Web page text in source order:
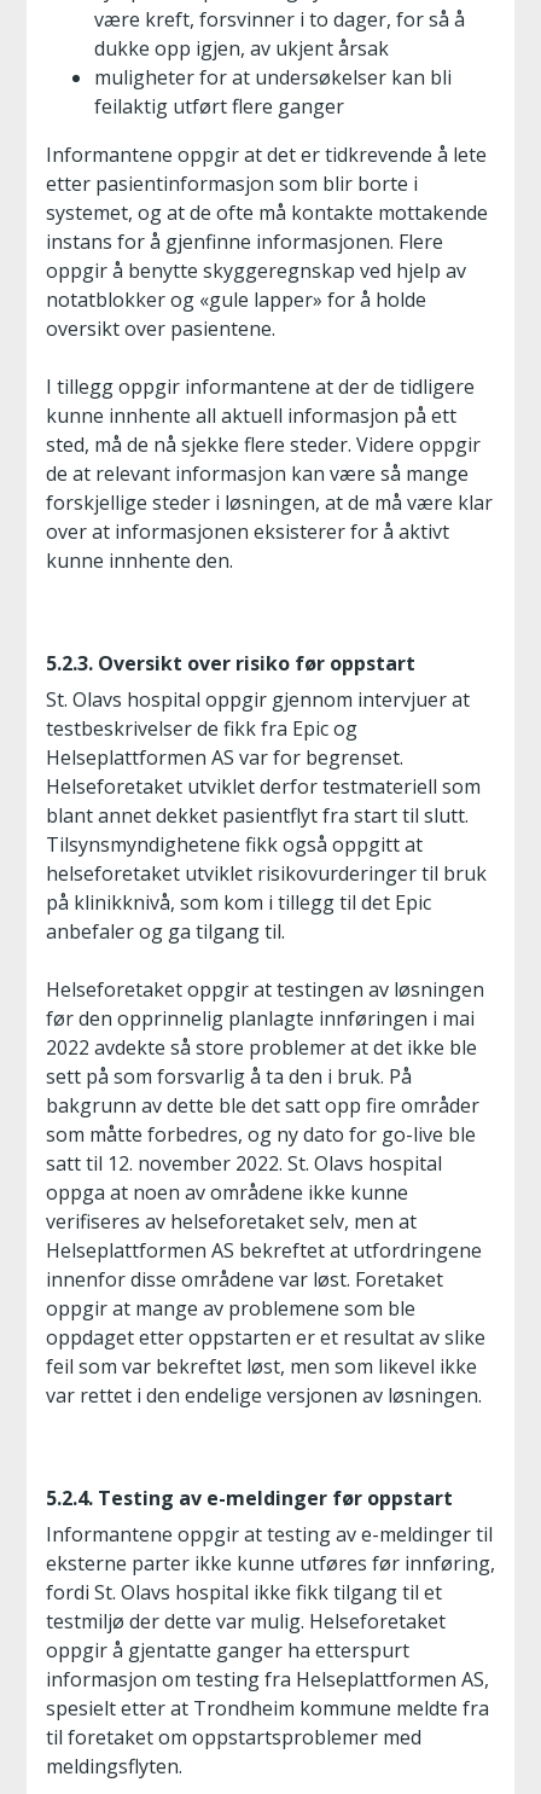
være kreft, forsvinner i to dager, for så å
dukke opp igjen, av ukjent årsak
muligheter for at undersøkelser kan bli
feilaktig utført flere ganger
Informantene oppgir at det er tidkrevende å lete
etter pasientinformasjon som blir borte i
systemet, og at de ofte må kontakte mottakende
instans for å gjenfinne informasjonen. Flere
oppgir å benytte skyggeregnskap ved hjelp av
notatblokker og «gule lapper» for å holde
oversikt over pasientene.
I tillegg oppgir informantene at der de tidligere
kunne innhente all aktuell informasjon på ett
sted, må de nå sjekke flere steder. Videre oppgir
de at relevant informasjon kan være så mange
forskjellige steder i løsningen, at de må være klar
over at informasjonen eksisterer for å aktivt
kunne innhente den.
5.2.3. Oversikt over risiko før oppstart
St. Olavs hospital oppgir gjennom intervjuer at
testbeskrivelser de fikk fra Epic og
Helseplattformen AS var for begrenset.
Helseforetaket utviklet derfor testmateriell som
blant annet dekket pasientflyt fra start til slutt.
Tilsynsmyndighetene fikk også oppgitt at
helseforetaket utviklet risikovurderinger til bruk
på klinikknivå, som kom i tillegg til det Epic
anbefaler og ga tilgang til.
Helseforetaket oppgir at testingen av løsningen
før den opprinnelig planlagte innføringen i mai
2022 avdekte så store problemer at det ikke ble
sett på som forsvarlig å ta den i bruk. På
bakgrunn av dette ble det satt opp fire områder
som måtte forbedres, og ny dato for go-live ble
satt til 12. november 2022. St. Olavs hospital
oppga at noen av områdene ikke kunne
verifiseres av helseforetaket selv, men at
Helseplattformen AS bekreftet at utfordringene
innenfor disse områdene var løst. Foretaket
oppgir at mange av problemene som ble
oppdaget etter oppstarten er et resultat av slike
feil som var bekreftet løst, men som likevel ikke
var rettet i den endelige versjonen av løsningen.
5.2.4. Testing av e-meldinger før oppstart
Informantene oppgir at testing av e-meldinger til
eksterne parter ikke kunne utføres før innføring,
fordi St. Olavs hospital ikke fikk tilgang til et
testmiljø der dette var mulig. Helseforetaket
oppgir å gjentatte ganger ha etterspurt
informasjon om testing fra Helseplattformen AS,
spesielt etter at Trondheim kommune meldte fra
til foretaket om oppstartsproblemer med
meldingsflyten.